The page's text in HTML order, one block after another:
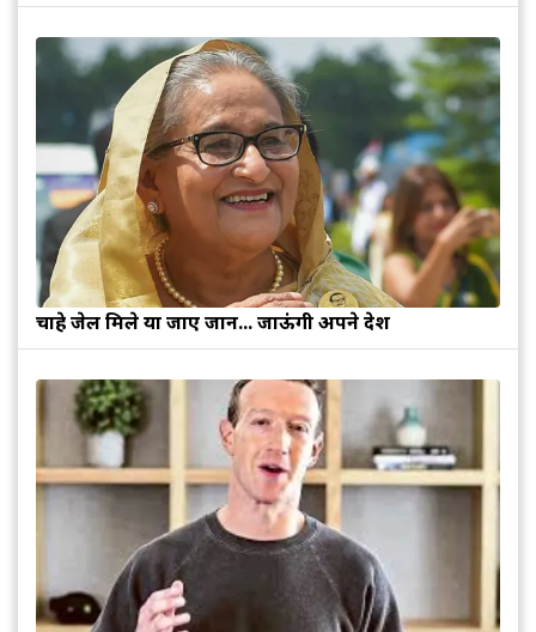
चाहे जेल मिले या जाए जान... जाऊंगी अपने देश